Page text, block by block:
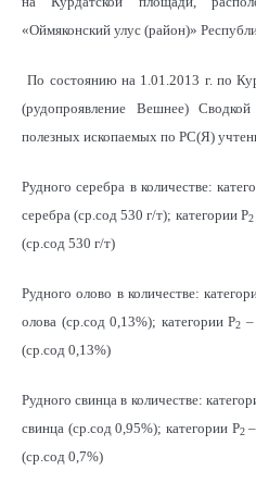
«Оймяконский улус (район)»
По состоянию на 1.01.2013 г. по
(рудопроявление Вешнее)
полезных ископаемых по РС(Я)
Рудного серебра в количестве:
серебра (ср.сод 530 г/т); категории Р2
(ср.сод 530 г/т)
Рудного олово в количестве:
олова (ср.сод 0,13%); категории Р2
(ср.сод 0,13%)
Рудного свинца в количестве:
свинца (ср.сод 0,95%); категории Р2–
(ср.сод 0,7%)